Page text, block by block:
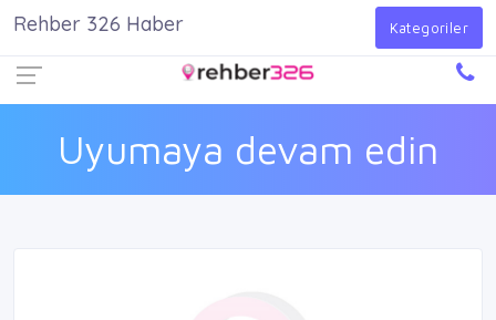
Giriş Yap
Uyumaya devam edin
Rehber 326 Haber Kategoriler